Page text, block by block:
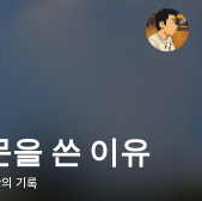
을 쓴 이유
기록